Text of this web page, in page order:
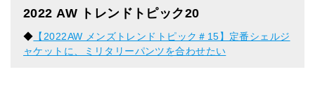
2022 AW トレンドトピック20
◆ 【2022AW メンズトレンドトピック＃15】定番シェルジ
ャケットに、ミリタリーパンツを合わせたい